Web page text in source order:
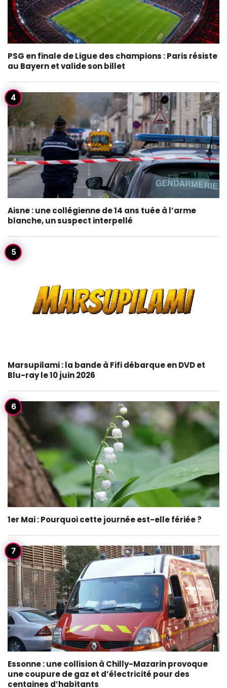
PSG en finale de Ligue des champions : Paris résiste
au Bayern et valide son billet
Aisne : une collégienne de 14 ans tuée à l’arme
blanche, un suspect interpellé
Marsupilami : la bande à Fifi débarque en DVD et
Blu-ray le 10 juin 2026
1er Mai : Pourquoi cette journée est-elle fériée ?
Essonne : une collision à Chilly-Mazarin provoque
une coupure de gaz et d’électricité pour des
centaines d’habitants